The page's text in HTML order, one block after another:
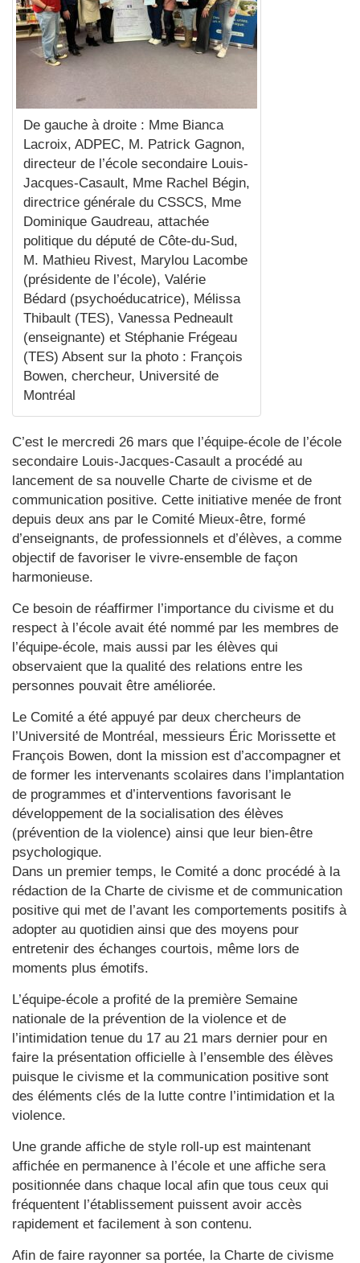
De gauche à droite : Mme Bianca
Lacroix, ADPEC, M. Patrick Gagnon,
directeur de l’école secondaire Louis-
Jacques-Casault, Mme Rachel Bégin,
directrice générale du CSSCS, Mme
Dominique Gaudreau, attachée
politique du député de Côte-du-Sud,
M. Mathieu Rivest, Marylou Lacombe
(présidente de l’école), Valérie
Bédard (psychoéducatrice), Mélissa
Thibault (TES), Vanessa Pedneault
(enseignante) et Stéphanie Frégeau
(TES) Absent sur la photo : François
Bowen, chercheur, Université de
Montréal
C’est le mercredi 26 mars que l’équipe-école de l’école
secondaire Louis-Jacques-Casault a procédé au
lancement de sa nouvelle Charte de civisme et de
communication positive. Cette initiative menée de front
depuis deux ans par le Comité Mieux-être, formé
d’enseignants, de professionnels et d’élèves, a comme
objectif de favoriser le vivre-ensemble de façon
harmonieuse.
Ce besoin de réaffirmer l’importance du civisme et du
respect à l’école avait été nommé par les membres de
l’équipe-école, mais aussi par les élèves qui
observaient que la qualité des relations entre les
personnes pouvait être améliorée.
Le Comité a été appuyé par deux chercheurs de
l’Université de Montréal, messieurs Éric Morissette et
François Bowen, dont la mission est d’accompagner et
de former les intervenants scolaires dans l’implantation
de programmes et d’interventions favorisant le
développement de la socialisation des élèves
(prévention de la violence) ainsi que leur bien-être
psychologique.
Dans un premier temps, le Comité a donc procédé à la
rédaction de la Charte de civisme et de communication
positive qui met de l’avant les comportements positifs à
adopter au quotidien ainsi que des moyens pour
entretenir des échanges courtois, même lors de
moments plus émotifs.
L’équipe-école a profité de la première Semaine
nationale de la prévention de la violence et de
l’intimidation tenue du 17 au 21 mars dernier pour en
faire la présentation officielle à l’ensemble des élèves
puisque le civisme et la communication positive sont
des éléments clés de la lutte contre l’intimidation et la
violence.
Une grande affiche de style roll-up est maintenant
affichée en permanence à l’école et une affiche sera
positionnée dans chaque local afin que tous ceux qui
fréquentent l’établissement puissent avoir accès
rapidement et facilement à son contenu.
Afin de faire rayonner sa portée, la Charte de civisme